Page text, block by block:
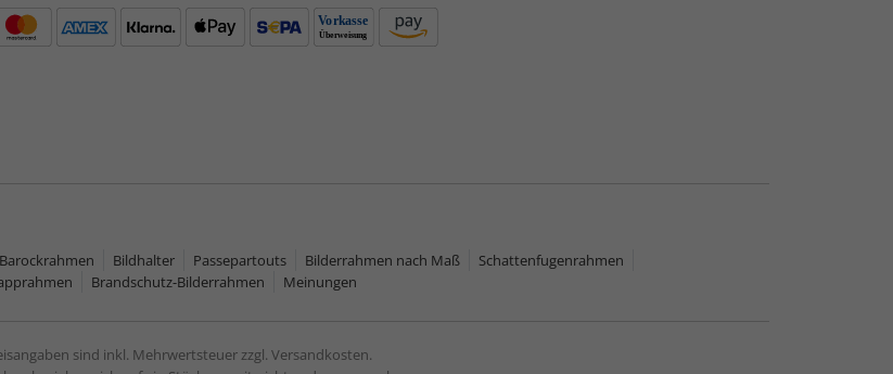
Barockrahmen Bildhalter Passepartouts Bilderrahmen nach Maß
Schattenfugenrahmen
Brandschutz-Bilderrahmen Meinungen
sind inkl. Mehrwertsteuer zzgl. Versandkosten.